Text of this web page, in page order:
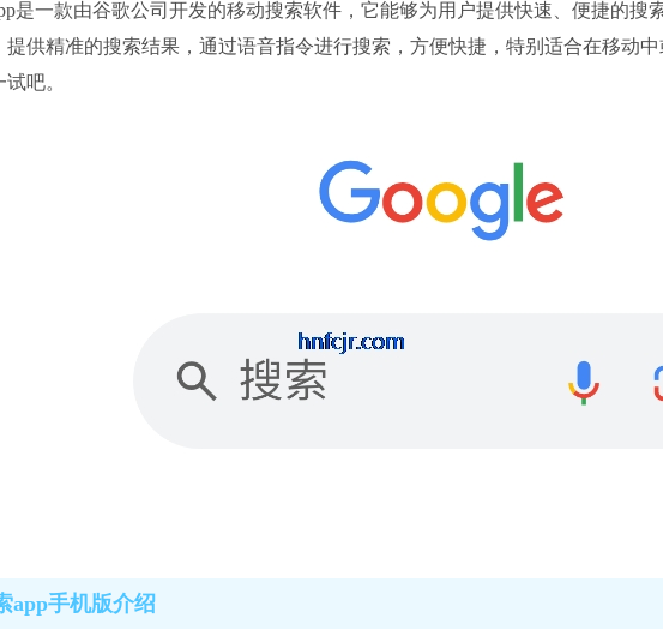
是一款由谷歌公司开发的移动搜索软件，它能够为用户提供快速、便捷的搜
提供精准的搜索结果，通过语音指令进行搜索，方便快捷，特别适合在移动
吧。
app手机版介绍